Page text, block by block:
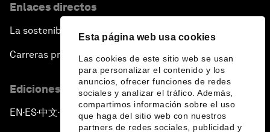
Esta página web usa cookies
Las cookies de este sitio web se usan
para personalizar el contenido y los
anuncios, ofrecer funciones de redes
sociales y analizar el tráfico. Además,
compartimos información sobre el uso
que haga del sitio web con nuestros
partners de redes sociales, publicidad y
Enlaces directos
La sostenibilidad en el Foro
Carreras profesionales
Ediciones en otros idiomas
EN ▪ES▪中文▪ 日本語